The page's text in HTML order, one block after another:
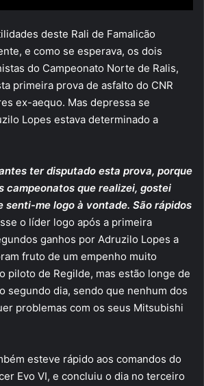
deste Rali de Famalicão
e como se esperava, os dois
do Campeonato Norte de Ralis,
primeira prova de asfalto do CNR
ex-aequo. Mas depressa se
Lopes estava determinado a
ter disputado esta prova, porque
campeonatos que realizei, gostei
senti-me logo à vontade. São rápidos
o líder logo após a primeira
ganhos por Adruzilo Lopes a
fruto de um empenho muito
piloto de Regilde, mas estão longe de
segundo dia, sendo que nenhum dos
problemas com os seus Mitsubishi
esteve rápido aos comandos do
Evo VI, e concluiu o dia no terceiro